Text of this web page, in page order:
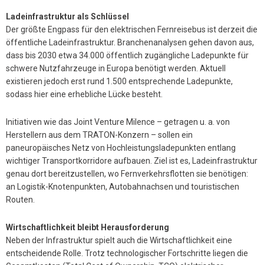
Ladeinfrastruktur als Schlüssel
Der größte Engpass für den elektrischen Fernreisebus ist derzeit die
öffentliche Ladeinfrastruktur. Branchenanalysen gehen davon aus,
dass bis 2030 etwa 34.000 öffentlich zugängliche Ladepunkte für
schwere Nutzfahrzeuge in Europa benötigt werden. Aktuell
existieren jedoch erst rund 1.500 entsprechende Ladepunkte,
sodass hier eine erhebliche Lücke besteht.
Initiativen wie das Joint Venture Milence – getragen u. a. von
Herstellern aus dem TRATON-Konzern – sollen ein
paneuropäisches Netz von Hochleistungsladepunkten entlang
wichtiger Transportkorridore aufbauen. Ziel ist es, Ladeinfrastruktur
genau dort bereitzustellen, wo Fernverkehrsflotten sie benötigen:
an Logistik-Knotenpunkten, Autobahnachsen und touristischen
Routen.
Wirtschaftlichkeit bleibt Herausforderung
Neben der Infrastruktur spielt auch die Wirtschaftlichkeit eine
entscheidende Rolle. Trotz technologischer Fortschritte liegen die